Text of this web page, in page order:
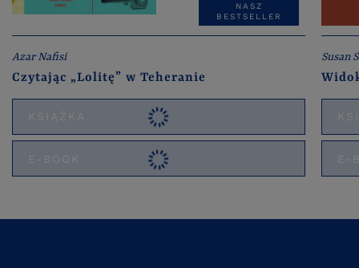
NASZ
BESTSELLER
Azar Nafisi
Czytając „Lolitę” w Teheranie
KSIĄŻKA
E-BOOK
Susan
E-